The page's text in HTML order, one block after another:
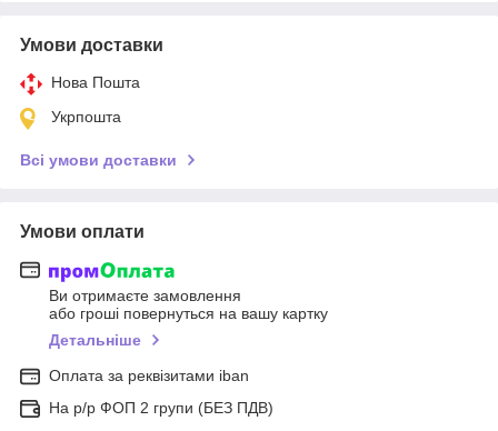
Умови доставки
Нова Пошта
Укрпошта
Всі умови доставки
Умови оплати
Ви отримаєте замовлення
або гроші повернуться на вашу картку
Детальніше
Оплата за реквізитами iban
На р/р ФОП 2 групи (БЕЗ ПДВ)